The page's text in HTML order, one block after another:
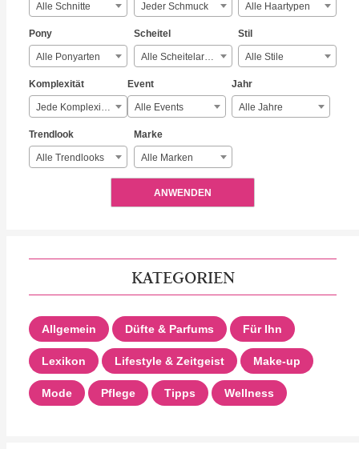
Alle Schnitte Jeder Schmuck Alle Haartypen
Pony
Alle Ponyarten
Scheitel
Alle Scheitelarten
Stil
Alle Stile
Komplexität
Jede Komplexität
Event
Alle Events
Jahr
Alle Jahre
Trendlook
Alle Trendlooks
Marke
Alle Marken
ANWENDEN
KATEGORIEN
Allgemein Düfte & Parfums Für Ihn
Lexikon Lifestyle & Zeitgeist Make-up
Mode Pflege Tipps Wellness